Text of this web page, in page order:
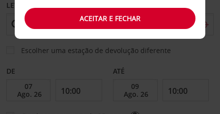
LEVANTAR EM
Escolher uma estação de devolução diferente
DE ATÉ
ACEITAR E FECHAR